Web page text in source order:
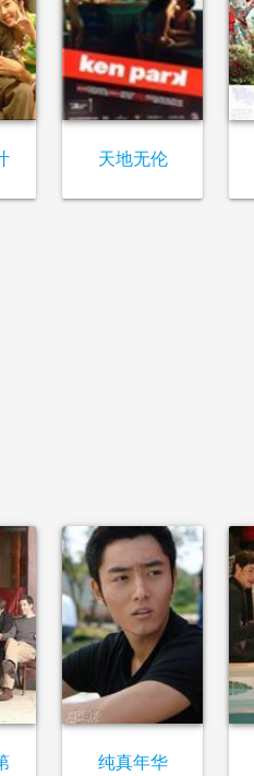
天地无伦
纯真年华